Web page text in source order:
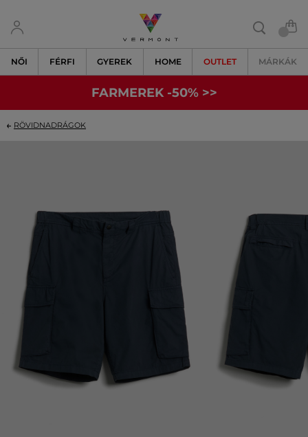
NŐI FÉRFI GYEREK HOME OUTLET MÁRKÁK
FARMEREK -50% >>
RÖVIDNADRÁGOK